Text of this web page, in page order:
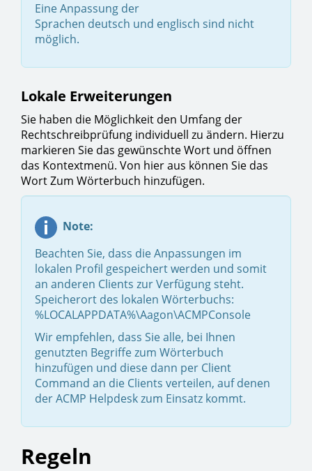
Eine Anpassung der
Sprachen deutsch und englisch sind nicht
möglich.
Lokale Erweiterungen
Sie haben die Möglichkeit den Umfang der
Rechtschreibprüfung individuell zu ändern. Hierzu
markieren Sie das gewünschte Wort und öffnen
das Kontextmenü. Von hier aus können Sie das
Wort Zum Wörterbuch hinzufügen.
Note:
Beachten Sie, dass die Anpassungen im
lokalen Profil gespeichert werden und somit
an anderen Clients zur Verfügung steht.
Speicherort des lokalen Wörterbuchs:
%LOCALAPPDATA%\Aagon\ACMPConsole
Wir empfehlen, dass Sie alle, bei Ihnen
genutzten Begriffe zum Wörterbuch
hinzufügen und diese dann per Client
Command an die Clients verteilen, auf denen
der ACMP Helpdesk zum Einsatz kommt.
Regeln